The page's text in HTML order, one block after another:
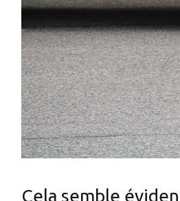
Cela semble